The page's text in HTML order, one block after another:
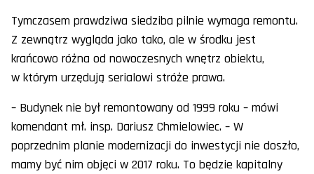
Tymczasem prawdziwa siedziba pilnie wymaga remontu.
Z zewnątrz wygląda jako tako, ale w środku jest
krańcowo różna od nowoczesnych wnętrz obiektu,
w którym urzędują serialowi stróże prawa.
– Budynek nie był remontowany od 1999 roku – mówi
komendant mł. insp. Dariusz Chmielowiec. – W
poprzednim planie modernizacji do inwestycji nie doszło,
mamy być nim objęci w 2017 roku. To będzie kapitalny